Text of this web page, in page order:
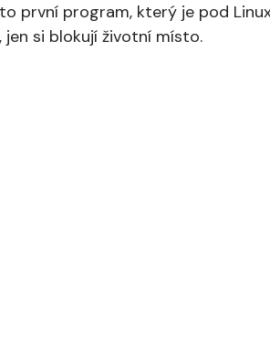
první program, který je pod
si blokují životní místo.